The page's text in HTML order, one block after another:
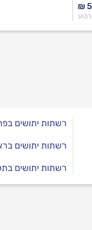
₪
רשתות יתושים
רשתות יתושים
רשתות יתושים